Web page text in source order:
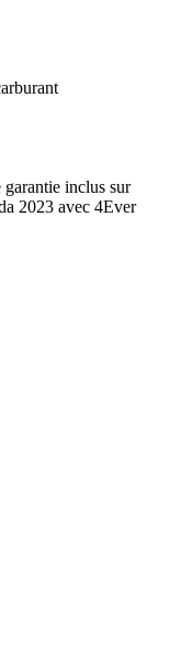
inclus sur
2023 avec 4Ever